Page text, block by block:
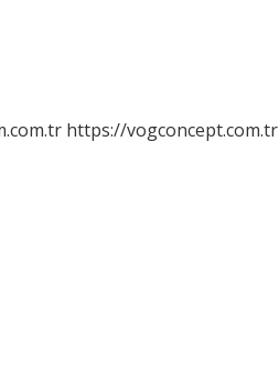
https://vogconcept.com.tr